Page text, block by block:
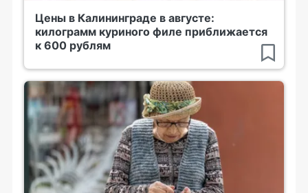
Цены в Калининграде в августе:
килограмм куриного филе приближается
к 600 рублям